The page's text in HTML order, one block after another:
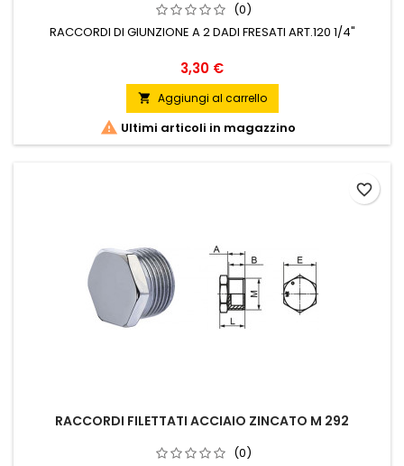
(0)
RACCORDI DI GIUNZIONE A 2 DADI FRESATI ART.120 1/4"
Prezzo
3,30 €
 Aggiungi al carrello
 Ultimi articoli in magazzino
RACCORDI FILETTATI ACCIAIO ZINCATO M 292
(0)
favorite_border